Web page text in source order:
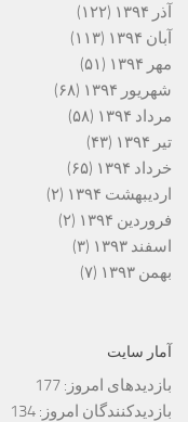
آذر ۱۳۹۴
(۱۲۲)
آبان ۱۳۹۴
(۱۱۳)
مهر ۱۳۹۴
(۵۱)
شهریور ۱۳۹۴
(۶۸)
مرداد ۱۳۹۴
(۵۸)
تیر ۱۳۹۴
(۴۳)
خرداد ۱۳۹۴
(۶۵)
اردیبهشت ۱۳۹۴
(۲)
فروردین ۱۳۹۴
(۲)
اسفند ۱۳۹۳
(۳)
بهمن ۱۳۹۳
(۷)
آمار سایت
بازدیدهای امروز: 177
بازدیدکنندگان امروز: 134